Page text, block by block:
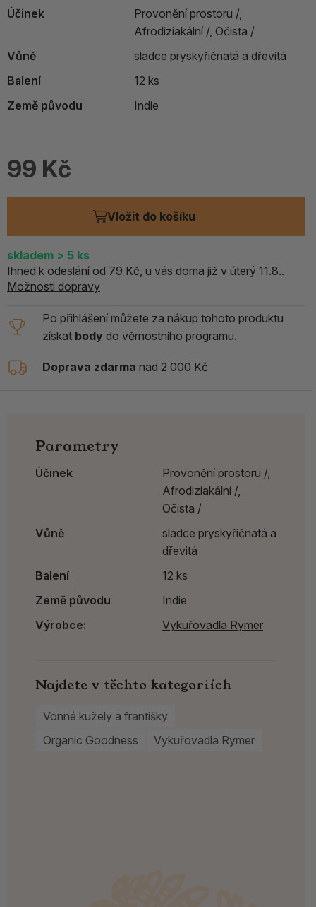
Účinek
Provonění prostoru /,
Afrodiziakální /, Očista /
Vůně
sladce pryskyřičnatá a dřevitá
Balení
12 ks
Země původu
Indie
99 Kč
Vložit do košíku
skladem > 5 ks
Ihned k odeslání od 79 Kč, u vás doma již v úterý 11.8..
Možnosti dopravy
Po přihlášení můžete za nákup tohoto produktu
získat body do věrnostního programu.
Doprava zdarma nad 2 000 Kč
Parametry
Účinek
Provonění prostoru /,
Afrodiziakální /,
Očista /
Vůně
sladce pryskyřičnatá a
dřevitá
Balení
12 ks
Země původu
Indie
Výrobce:
Vykuřovadla Rymer
Najdete v těchto kategoriích
Vonné kužely a františky
Organic Goodness
Vykuřovadla Rymer